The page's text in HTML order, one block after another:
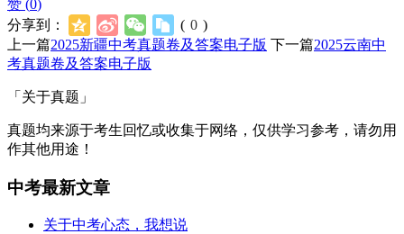
赞 (0)
分享到：
( 0 )
上一篇2025新疆中考真题卷及答案电子版 下一篇2025云南中
考真题卷及答案电子版
「关于真题」
真题均来源于考生回忆或收集于网络，仅供学习参考，请勿用
作其他用途！
中考最新文章
关于中考心态，我想说